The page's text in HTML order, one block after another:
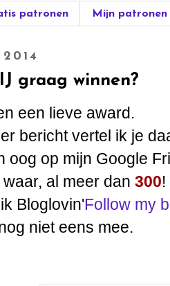
patronen Mijn patronen
graag winnen?
een lieve award.
bericht vertel ik je
oog op mijn Google
al meer dan 300!
Bloglovin'Follow my
niet eens mee.